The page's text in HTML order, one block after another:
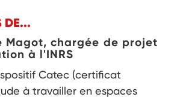
DE...
Magot, chargée de projet
à l'INRS
Catec (certificat
à travailler en espaces